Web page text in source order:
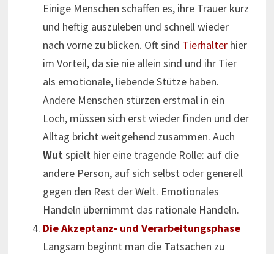
Einige Menschen schaffen es, ihre Trauer kurz
und heftig auszuleben und schnell wieder
nach vorne zu blicken. Oft sind Tierhalterhier
im Vorteil, da sie nie allein sind und ihr Tier
als emotionale, liebende Stütze haben.
Andere Menschen stürzen erstmal in ein
Loch, müssen sich erst wieder finden und der
Alltag bricht weitgehend zusammen. Auch
Wutspielt hier eine tragende Rolle: auf die
andere Person, auf sich selbst oder generell
gegen den Rest der Welt. Emotionales
Handeln übernimmt das rationale Handeln.
Die Akzeptanz- und Verarbeitungsphase
Langsam beginnt man die Tatsachen zu